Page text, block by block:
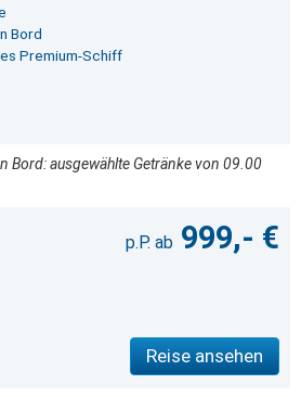
Bord
Premium-Schiff
Bord: ausgewählte Getränke von 09.00
999,- €
Reise ansehen